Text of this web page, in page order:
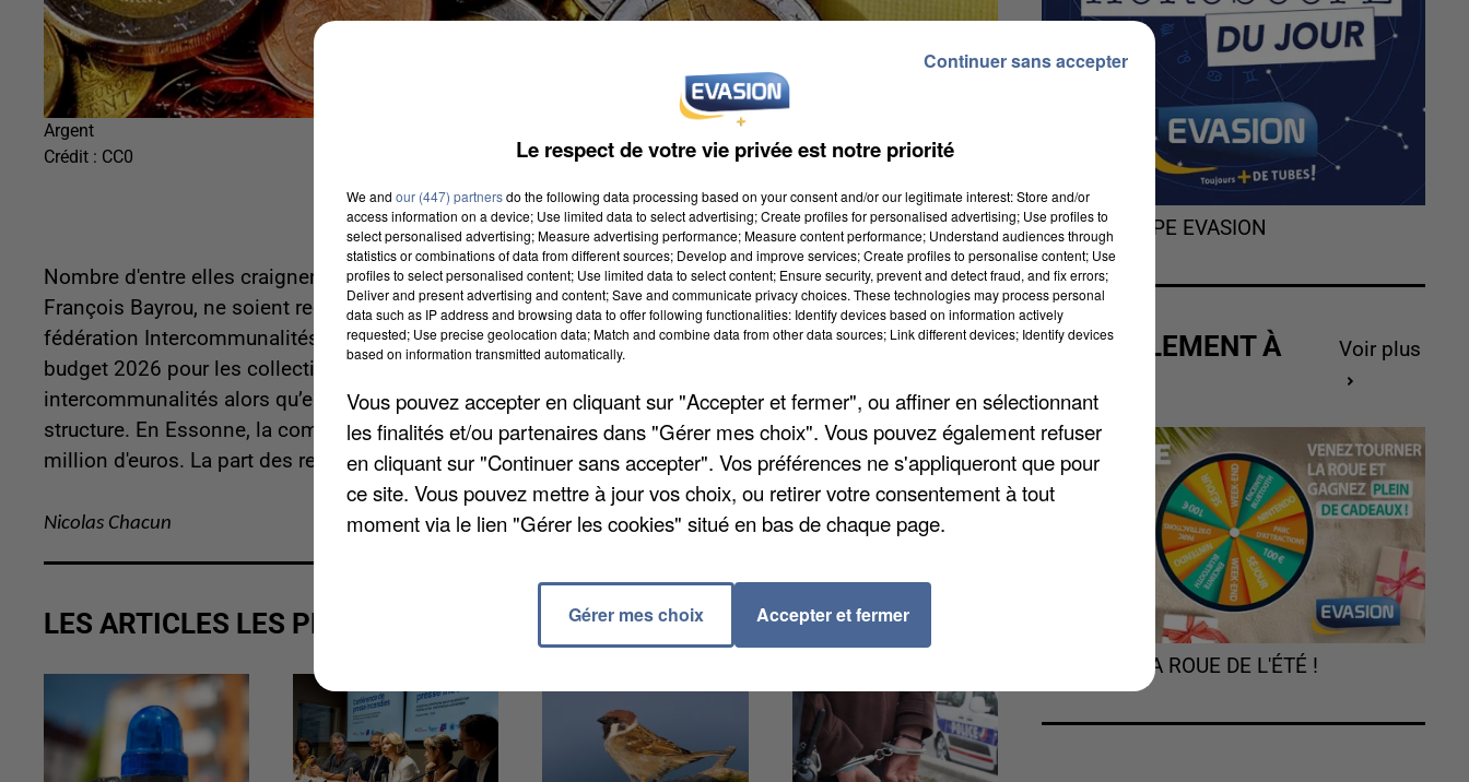
Argent
Crédit : CC0
Nombre d'entre elles craignent que les mesures qui avaient été listées par l'ancien Premier ministre,
François Bayrou, ne soient reconduites telles quelles par son successeur, Sébastien Lecornu. La
fédération Intercommunalités de France vient dedévoiler une carte,qui présente les conséquences du
budget 2026 pour les collectivités. «
Plus d’un tiers (34 %) de l’effort reposerait sur les
intercommunalités alors qu’elles ne représentent que 20 % de la dépense publique locale », précise la
structure. En Essonne, la communauté de communes du Val d'Essonne contribuerait à plus d'un
million d'euros. La part des recettes de la mise à contribution est de 5,5%.
Nicolas Chacun
LES ARTICLES LES PLUS VUS
L'HOROSCOPE EVASION
ACTUELLEMENT À
Voir plus
TOURNEZ LA ROUE DE L'ÉTÉ !
Le respect de votre vie privée est notre priorité
We and our (447) partnersdo the following data processing based on your consent and/or our legitimate interest: Store and/or
access information on a device; Use limited data to select advertising; Create profiles for personalised advertising; Use profiles to
select personalised advertising; Measure advertising performance; Measure content performance; Understand audiences through
statistics or combinations of data from different sources; Develop and improve services; Create profiles to personalise content; Use
profiles to select personalised content; Use limited data to select content; Ensure security, prevent and detect fraud, and fix errors;
Deliver and present advertising and content; Save and communicate privacy choices. These technologies may process personal
data such as IP address and browsing data to offer following functionalities: Identify devices based on information actively
requested; Use precise geolocation data; Match and combine data from other data sources; Link different devices; Identify devices
based on information transmitted automatically.
Vous pouvez accepter en cliquant sur "Accepter et fermer", ou affiner en sélectionnant
les finalités et/ou partenaires dans "Gérer mes choix". Vous pouvez également refuser
en cliquant sur "Continuer sans accepter". Vos préférences ne s'appliqueront que pour
ce site. Vous pouvez mettre à jour vos choix, ou retirer votre consentement à tout
moment via le lien "Gérer les cookies" situé en bas de chaque page.
Gérer mes choix Accepter et fermer
Continuer sans accepter